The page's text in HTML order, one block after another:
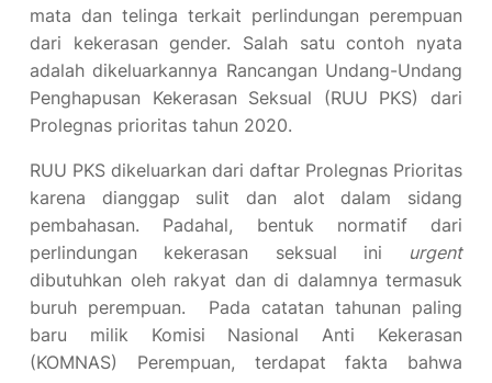
mata dan telinga terkait perlindungan perempuan
dari kekerasan gender. Salah satu contoh nyata
adalah dikeluarkannya Rancangan Undang-Undang
Penghapusan Kekerasan Seksual (RUU PKS) dari
Prolegnas prioritas tahun 2020.
RUU PKS dikeluarkan dari daftar Prolegnas Prioritas
karena dianggap sulit dan alot dalam sidang
pembahasan. Padahal, bentuk normatif dari
perlindungan kekerasan seksual ini urgent
dibutuhkan oleh rakyat dan di dalamnya termasuk
buruh perempuan. Pada catatan tahunan paling
baru milik Komisi Nasional Anti Kekerasan
(KOMNAS) Perempuan, terdapat fakta bahwa